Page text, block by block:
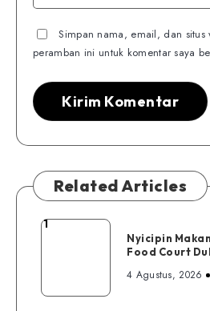
Simpan nama, email, dan situs
peramban ini untuk komentar saya
Related Articles
Nyicipin
Padu
1
Nyicipin
Food Court
4 Agustus, 2026